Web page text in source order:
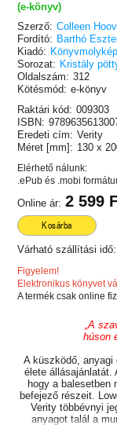
(e-könyv)
Szerző: Colleen
Fordító: Barthó
Kiadó:
Sorozat: Kristály
Oldalszám: 312
Kötésmód: e-könyv
Raktári kód: 009303
ISBN:
Eredeti cím: Verity
Méret [mm]: 130 x
Elérhető nálunk:
.ePub és .mobi
Online ár: 2 599
Kosárba
Várható szállítási idő:
Figyelem!
Elektronikus könyvet
A termék csak online
„A
húson
A küszködő, anyagi
élete állásajánlatát.
hogy a balesetben
befejező részeit.
Verity többévnyi
anyagot talál a